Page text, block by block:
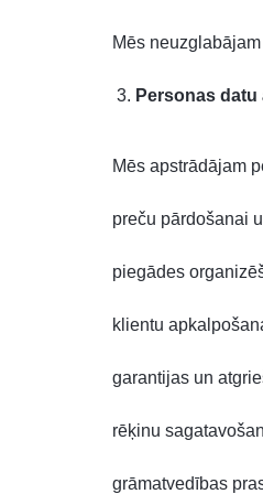
Mēs
Personas
Mēs apstrādājam
preču pārdošanai
piegādes
klientu
garantijas un
rēķinu
grāmatvedības